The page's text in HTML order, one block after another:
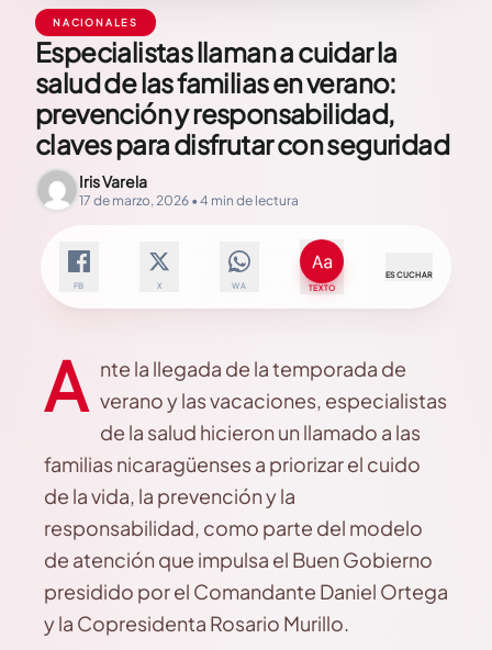
NACIONALES
Especialistas llaman a cuidar la
salud de las familias en verano:
prevención y responsabilidad,
claves para disfrutar con seguridad
Iris Varela
17 de marzo, 2026 • 4 min de lectura
FB X WA TEXTO
ESCUCHAR
A nte la llegada de la temporada de
verano y las vacaciones, especialistas
de la salud hicieron un llamado a las
familias nicaragüenses a priorizar el cuido
de la vida, la prevención y la
responsabilidad, como parte del modelo
de atención que impulsa el Buen Gobierno
presidido por el Comandante Daniel Ortega
y la Copresidenta Rosario Murillo.